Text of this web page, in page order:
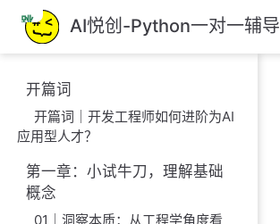
跳
至
主
內
AI悦创-Python一对一辅导
开篇词
开篇词｜开发工程师如何进阶为AI
应用型人才？
第一章：小试牛刀，理解基础
概念
01｜洞察本质：从工程学角度看